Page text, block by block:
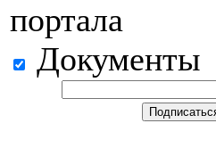
портала
Документы